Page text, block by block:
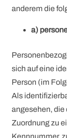
anderem die
a)
sich auf eine
Person (im
Als
angesehen, die
Zuordnung zu
Kennnummer,